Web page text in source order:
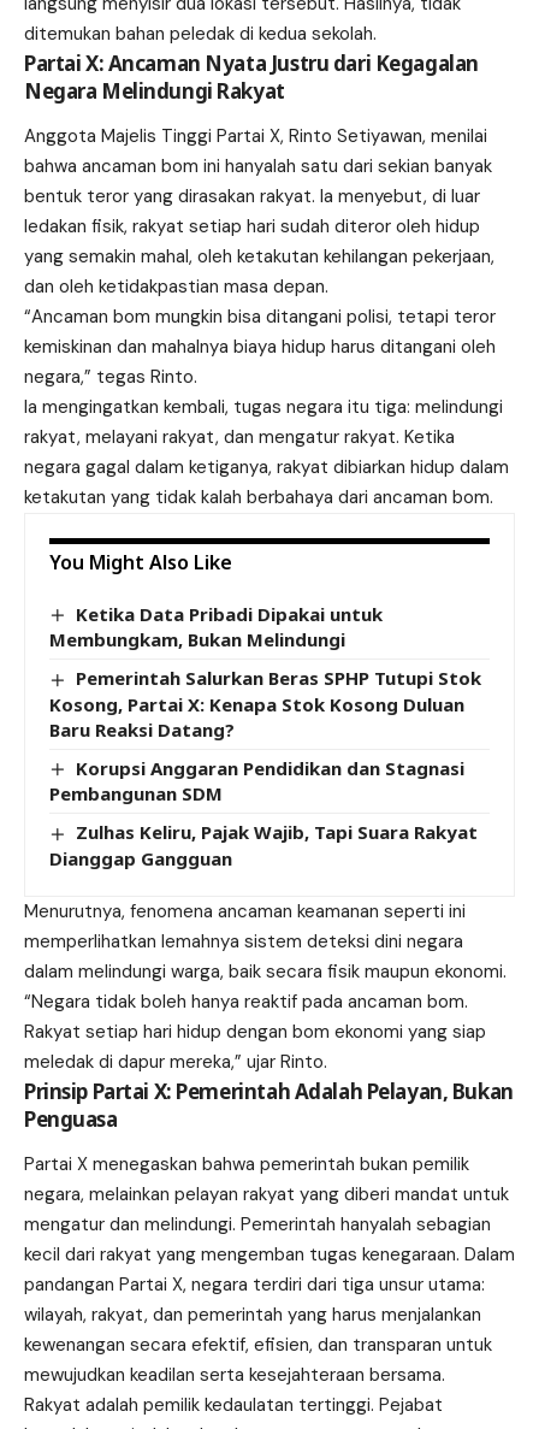
ditemukan bahan peledak di kedua sekolah.
Partai X: Ancaman Nyata Justru dari Kegagalan
Negara Melindungi Rakyat
Anggota Majelis Tinggi Partai X, Rinto Setiyawan, menilai
bahwa ancaman bom ini hanyalah satu dari sekian banyak
bentuk teror yang dirasakan rakyat. Ia menyebut, di luar
ledakan fisik, rakyat setiap hari sudah diteror oleh hidup
yang semakin mahal, oleh ketakutan kehilangan pekerjaan,
dan oleh ketidakpastian masa depan.
“Ancaman bom mungkin bisa ditangani polisi, tetapi teror
kemiskinan dan mahalnya biaya hidup harus ditangani oleh
negara,” tegas Rinto.
Ia mengingatkan kembali, tugas negara itu tiga: melindungi
rakyat, melayani rakyat, dan mengatur rakyat. Ketika
negara gagal dalam ketiganya, rakyat dibiarkan hidup dalam
ketakutan yang tidak kalah berbahaya dari ancaman bom.
You Might Also Like
Ketika Data Pribadi Dipakai untuk
Membungkam, Bukan Melindungi
Pemerintah Salurkan Beras SPHP Tutupi Stok
Kosong, Partai X: Kenapa Stok Kosong Duluan
Baru Reaksi Datang?
Korupsi Anggaran Pendidikan dan Stagnasi
Pembangunan SDM
Zulhas Keliru, Pajak Wajib, Tapi Suara Rakyat
Dianggap Gangguan
Menurutnya, fenomena ancaman keamanan seperti ini
memperlihatkan lemahnya sistem deteksi dini negara
dalam melindungi warga, baik secara fisik maupun ekonomi.
“Negara tidak boleh hanya reaktif pada ancaman bom.
Rakyat setiap hari hidup dengan bom ekonomi yang siap
meledak di dapur mereka,” ujar Rinto.
Prinsip Partai X: Pemerintah Adalah Pelayan, Bukan
Penguasa
Partai X menegaskan bahwa pemerintah bukan pemilik
negara, melainkan pelayan rakyat yang diberi mandat untuk
mengatur dan melindungi. Pemerintah hanyalah sebagian
kecil dari rakyat yang mengemban tugas kenegaraan. Dalam
pandangan Partai X, negara terdiri dari tiga unsur utama:
wilayah, rakyat, dan pemerintah yang harus menjalankan
kewenangan secara efektif, efisien, dan transparan untuk
mewujudkan keadilan serta kesejahteraan bersama.
Rakyat adalah pemilik kedaulatan tertinggi. Pejabat